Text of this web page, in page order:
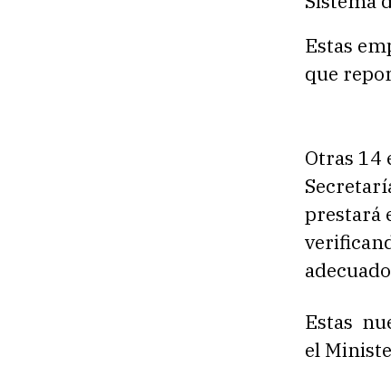
Estas
que
Otras 14
prestará
Estas
el